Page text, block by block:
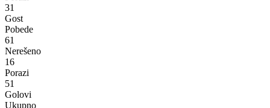
31
Gost
Pobede
61
Nerešeno
16
Porazi
51
Golovi
Ukupno